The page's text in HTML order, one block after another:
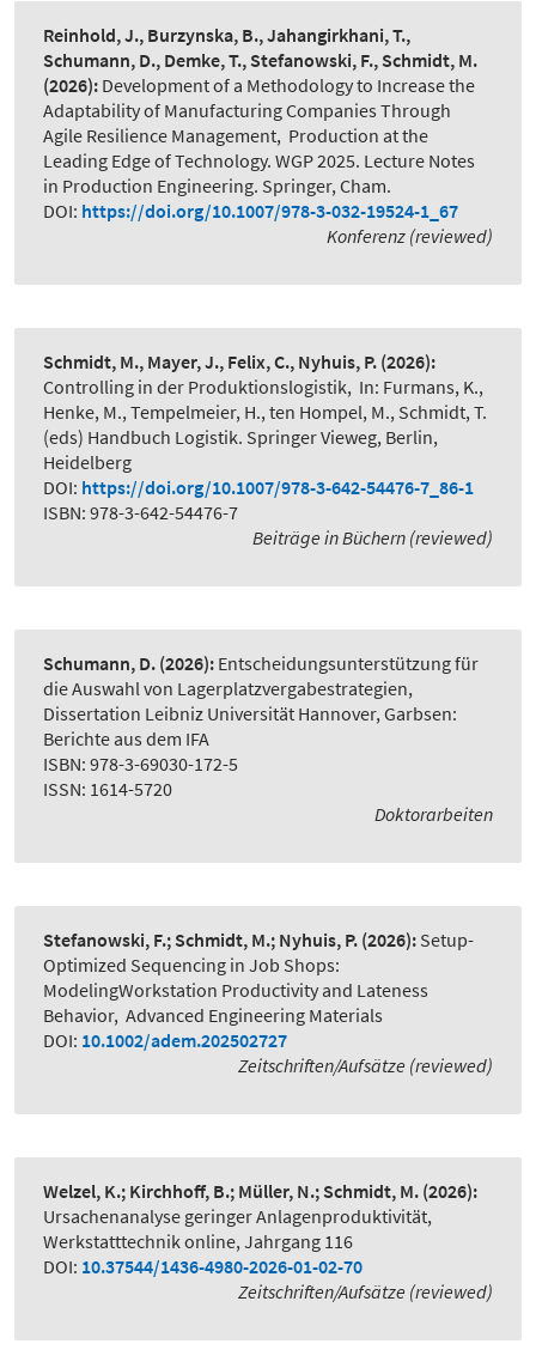
Reinhold, J., Burzynska, B., Jahangirkhani, T.,
Schumann, D., Demke, T., Stefanowski, F., Schmidt, M.
(2026): Development of a Methodology to Increase the
Adaptability of Manufacturing Companies Through
Agile Resilience Management, Production at the
Leading Edge of Technology. WGP 2025. Lecture Notes
in Production Engineering. Springer, Cham.
DOI: https://doi.org/10.1007/978-3-032-19524-1_67
Konferenz (reviewed)
Schmidt, M., Mayer, J., Felix, C., Nyhuis, P. (2026):
Controlling in der Produktionslogistik, In: Furmans, K.,
Henke, M., Tempelmeier, H., ten Hompel, M., Schmidt, T.
(eds) Handbuch Logistik. Springer Vieweg, Berlin,
Heidelberg
DOI: https://doi.org/10.1007/978-3-642-54476-7_86-1
ISBN: 978-3-642-54476-7
Beiträge in Büchern (reviewed)
Schumann, D. (2026): Entscheidungsunterstützung für
die Auswahl von Lagerplatzvergabestrategien,
Dissertation Leibniz Universität Hannover, Garbsen:
Berichte aus dem IFA
ISBN: 978-3-69030-172-5
ISSN: 1614-5720
Doktorarbeiten
Stefanowski, F.; Schmidt, M.; Nyhuis, P. (2026): Setup-
Optimized Sequencing in Job Shops:
ModelingWorkstation Productivity and Lateness
Behavior, Advanced Engineering Materials
DOI: 10.1002/adem.202502727
Zeitschriften/Aufsätze (reviewed)
Welzel, K.; Kirchhoff, B.; Müller, N.; Schmidt, M. (2026):
Ursachenanalyse geringer Anlagenproduktivität,
Werkstatttechnik online, Jahrgang 116
DOI: 10.37544/1436-4980-2026-01-02-70
Zeitschriften/Aufsätze (reviewed)